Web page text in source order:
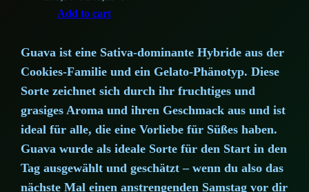
price
272,50 €.
241,25 €.
Add to cart
Guava ist eine Sativa-dominante Hybride aus der
Cookies-Familie und ein Gelato-Phänotyp. Diese
Sorte zeichnet sich durch ihr fruchtiges und
grasiges Aroma und ihren Geschmack aus und ist
ideal für alle, die eine Vorliebe für Süßes haben.
Guava wurde als ideale Sorte für den Start in den
Tag ausgewählt und geschätzt – wenn du also das
nächste Mal einen anstrengenden Samstag vor dir